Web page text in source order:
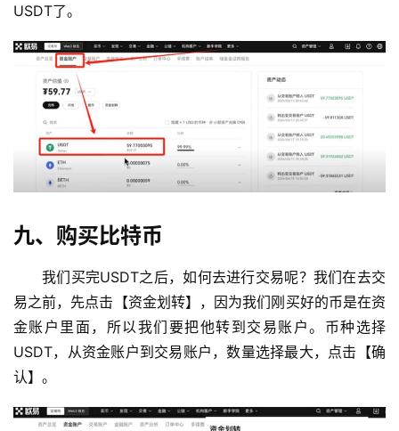
USDT了。
九、购买比特币
我们买完USDT之后，如何去进行交易呢？我们在去交
易之前，先点击【资金划转】，因为我们刚买好的币是在资
金账户里面，所以我们要把他转到交易账户。币种选择
USDT，从资金账户到交易账户，数量选择最大，点击【确
认】。